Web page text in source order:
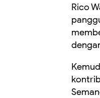
Rico